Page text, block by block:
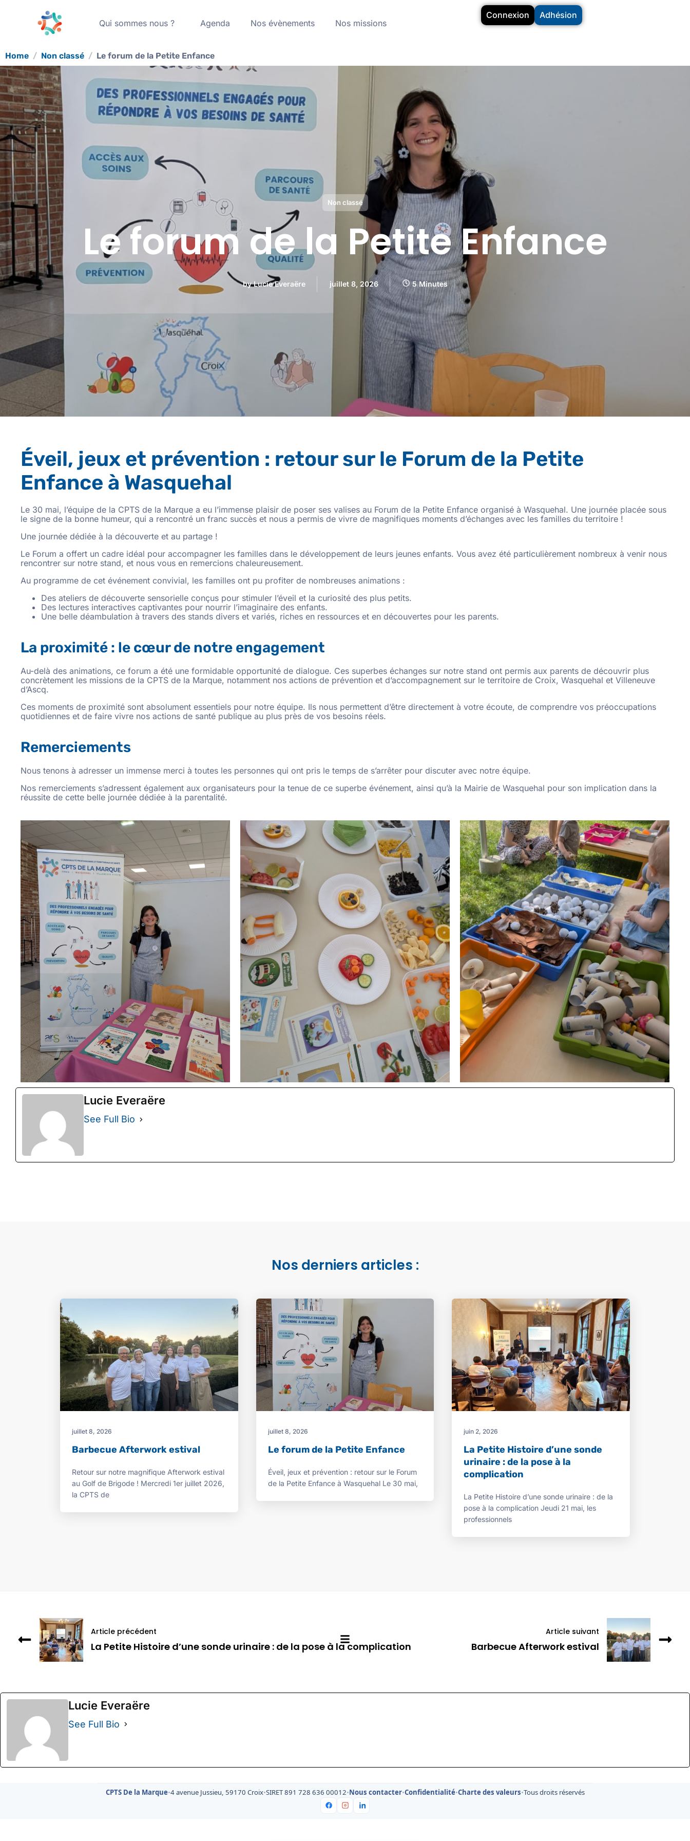
Qui sommes nous ? Agenda Nos évènements Nos missions
Connexion Adhésion
Home Non classé Le forum de la Petite Enfance
Non classé
Le forum de la Petite Enfance
byLucie Everaëre juillet 8, 2026 5 Minutes
Éveil, jeux et prévention : retour sur le Forum de la Petite
Enfance à Wasquehal
Le 30 mai, l’équipe de la CPTS de la Marque a eu l’immense plaisir de poser ses valises au Forum de la Petite Enfance organisé à Wasquehal. Une journée placée sous
le signe de la bonne humeur, qui a rencontré un franc succès et nous a permis de vivre de magnifiques moments d’échanges avec les familles du territoire !
Une journée dédiée à la découverte et au partage !
Le Forum a offert un cadre idéal pour accompagner les familles dans le développement de leurs jeunes enfants. Vous avez été particulièrement nombreux à venir nous
rencontrer sur notre stand, et nous vous en remercions chaleureusement.
Au programme de cet événement convivial, les familles ont pu profiter de nombreuses animations :
Des ateliers de découverte sensorielle conçus pour stimuler l’éveil et la curiosité des plus petits.
Des lectures interactives captivantes pour nourrir l’imaginaire des enfants.
Une belle déambulation à travers des stands divers et variés, riches en ressources et en découvertes pour les parents.
La proximité : le cœur de notre engagement
Au-delà des animations, ce forum a été une formidable opportunité de dialogue. Ces superbes échanges sur notre stand ont permis aux parents de découvrir plus
concrètement les missions de la CPTS de la Marque, notamment nos actions de prévention et d’accompagnement sur le territoire de Croix, Wasquehal et Villeneuve
d’Ascq.
Ces moments de proximité sont absolument essentiels pour notre équipe. Ils nous permettent d’être directement à votre écoute, de comprendre vos préoccupations
quotidiennes et de faire vivre nos actions de santé publique au plus près de vos besoins réels.
Remerciements
Nous tenons à adresser un immense merci à toutes les personnes qui ont pris le temps de s’arrêter pour discuter avec notre équipe.
Nos remerciements s’adressent également aux organisateurs pour la tenue de ce superbe événement, ainsi qu’à la Mairie de Wasquehal pour son implication dans la
réussite de cette belle journée dédiée à la parentalité.
Lucie Everaëre
See Full Bio
Nos derniers articles :
juillet 8, 2026
Barbecue Afterwork estival
Retour sur notre magnifique Afterwork estival
au Golf de Brigode ! Mercredi 1er juillet 2026,
la CPTS de
juillet 8, 2026
Le forum de la Petite Enfance
Éveil, jeux et prévention : retour sur le Forum
de la Petite Enfance à Wasquehal Le 30 mai,
juin 2, 2026
La Petite Histoire d’une sonde
urinaire : de la pose à la
complication
La Petite Histoire d’une sonde urinaire : de la
pose à la complication Jeudi 21 mai, les
professionnels
Article précédent
La Petite Histoire d’une sonde urinaire : de la pose à la complication
Article suivant
Barbecue Afterwork estival
Lucie Everaëre
See Full Bio
CPTS De la Marque•4 avenue Jussieu, 59170 Croix•SIRET 891 728 636 00012•Nous contacter•Confidentialité•Charte des valeurs•Tous droits réservés